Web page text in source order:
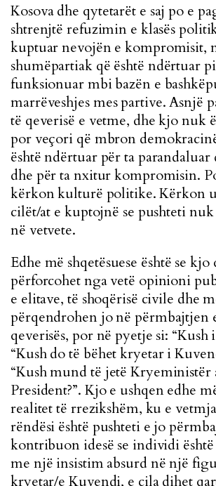
Kosova dhe qytetarët e saj po e
shtrenjtë refuzimin e klasës
kuptuar nevojën e kompromisit,
shumëpartiak që është ndërtuar
funksionuar mbi bazën e
marrëveshjes mes partive. Asnjë
të qeverisë e vetme, dhe kjo nuk
por veçori që mbron
është ndërtuar për ta
dhe për ta nxitur kompromisin.
kërkon kulturë politike. Kërkon
cilët/at e kuptojnë se pushteti
në vetvete.
Edhe më shqetësuese është se kjo
përforcohet nga vetë opinioni
e elitave, të shoqërisë civile dhe
përqendrohen jo në përmbajtjen
qeverisës, por në pyetje si: “Kush
“Kush do të bëhet kryetar i
“Kush mund të jetë Kryeministër
President?”. Kjo e ushqen edhe
realitet të rrezikshëm, ku e
rëndësi është pushteti e jo
kontribuon idesë se individi
me një insistim absurd në një
kryetar/e Kuvendi, e cila dihet